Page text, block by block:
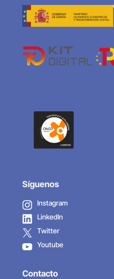
Síguenos
Instagram
LinkedIn
Twitter
Youtube
Contacto